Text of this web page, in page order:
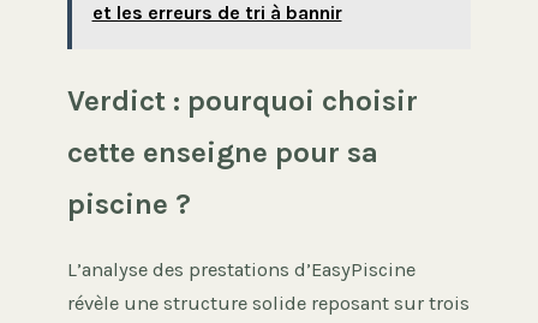
et les erreurs de tri à bannir
Verdict : pourquoi choisir
cette enseigne pour sa
piscine ?
L’analyse des prestations d’EasyPiscine
révèle une structure solide reposant sur trois